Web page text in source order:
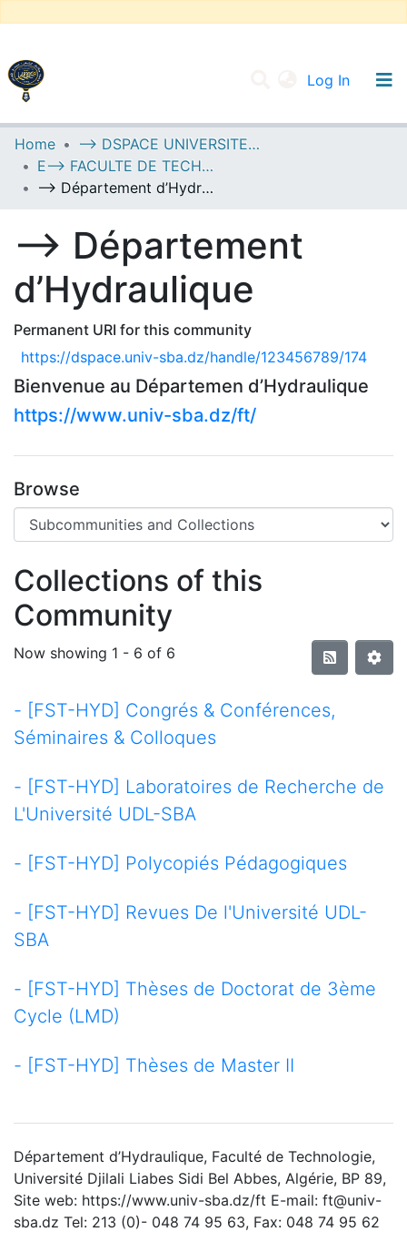
Log In
UNIVERSITY OF D.L SIDI BEL ABBES
Communities & Collections
Statistics
Home
--> DSPACE UNIVERSITE DJILALLI LIABES DE SIDI BEL ABBES
E--> FACULTE DE TECHNOLOGIE
--> Département d’Hydraulique
--> Département
d’Hydraulique
Permanent URI for this community
https://dspace.univ-sba.dz/handle/123456789/174
Bienvenue au Départemen d’Hydraulique
https://www.univ-sba.dz/ft/
Browse
Collections of this
Community
Now showing 1 - 6 of 6
- [FST-HYD] Congrés & Conférences,
Séminaires & Colloques
- [FST-HYD] Laboratoires de Recherche de
L'Université UDL-SBA
- [FST-HYD] Polycopiés Pédagogiques
- [FST-HYD] Revues De l'Université UDL-
SBA
- [FST-HYD] Thèses de Doctorat de 3ème
Cycle (LMD)
- [FST-HYD] Thèses de Master II
Département d’Hydraulique, Faculté de Technologie,
Université Djilali Liabes Sidi Bel Abbes, Algérie, BP 89,
Site web: https://www.univ-sba.dz/ft E-mail: ft@univ-
sba.dz Tel: 213 (0)- 048 74 95 63, Fax: 048 74 95 62